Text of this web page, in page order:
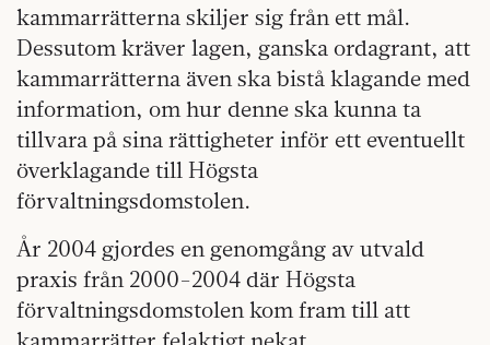
kammarrätterna skiljer sig från ett mål.
Dessutom kräver lagen, ganska ordagrant, att
kammarrätterna även ska bistå klagande med
information, om hur denne ska kunna ta
tillvara på sina rättigheter inför ett eventuellt
överklagande till Högsta
förvaltningsdomstolen.
År 2004 gjordes en genomgång av utvald
praxis från 2000-2004 där Högsta
förvaltningsdomstolen kom fram till att